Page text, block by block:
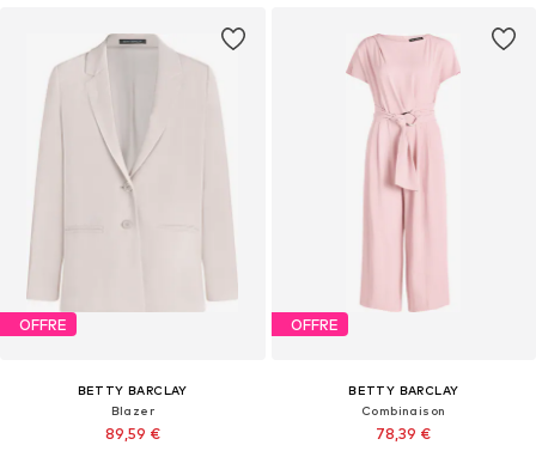
OFFRE
BETTY BARCLAY
Blazer
89,59 €
OFFRE
BETTY BARCLAY
Combinaison
78,39 €